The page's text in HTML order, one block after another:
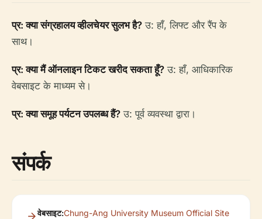
प्र: क्या संग्रहालय व्हीलचेयर सुलभ है? उ: हाँ, लिफ्ट और रैंप के
साथ।
प्र: क्या मैं ऑनलाइन टिकट खरीद सकता हूँ? उ: हाँ, आधिकारिक
वेबसाइट के माध्यम से।
प्र: क्या समूह पर्यटन उपलब्ध हैं? उ: पूर्व व्यवस्था द्वारा।
संपर्क
वेबसाइट:Chung-Ang University Museum Official Site